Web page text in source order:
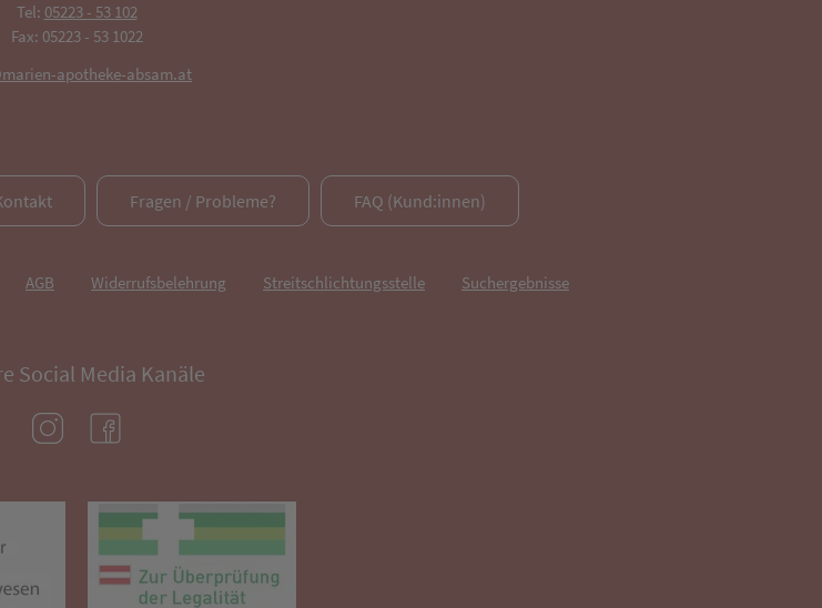
Tel: 05223 - 53 102
Fax: 05223 - 53 1022
apotheke-absam.at
Fragen / Probleme? FAQ (Kund:innen)
AGB Widerrufsbelehrung Streitschlichtungsstelle Suchergebnisse
Social Media Kanäle
(öffnet in neuem Tab)
(öffnet in neuem Tab)